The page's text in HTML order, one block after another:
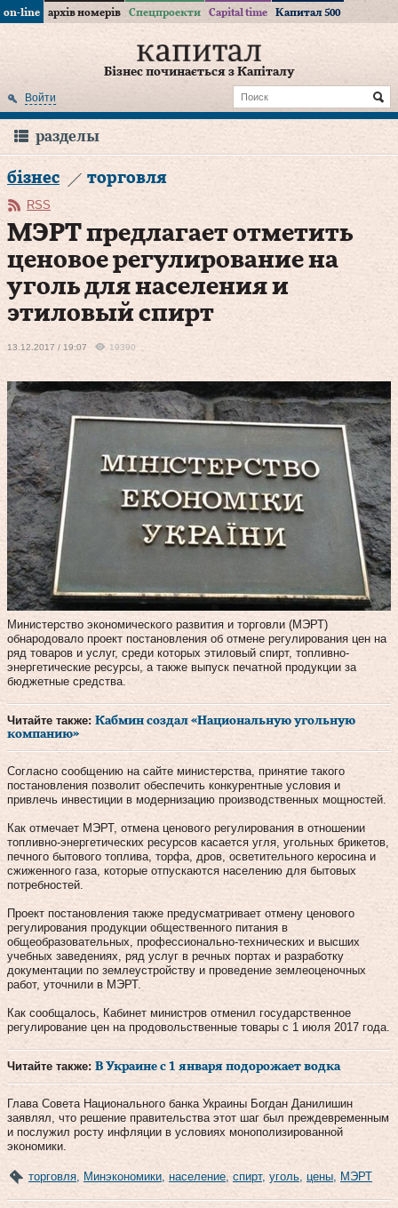
on-line архів номерів Спецпроекти Capital time Капитал 500
Бізнес починається з Капіталу
Войти
разделы
бізнес торговля
RSS
МЭРТ предлагает отметить
ценовое регулирование на
уголь для населения и
этиловый спирт
13.12.2017 / 19:07 19390
Министерство экономического развития и торговли (МЭРТ)
обнародовало проект постановления об отмене регулирования цен на
ряд товаров и услуг, среди которых этиловый спирт, топливно-
энергетические ресурсы, а также выпуск печатной продукции за
бюджетные средства.
Читайте также: Кабмин создал «Национальную угольную
компанию»
Согласно сообщению на сайте министерства, принятие такого
постановления позволит обеспечить конкурентные условия и
привлечь инвестиции в модернизацию производственных мощностей.
Как отмечает МЭРТ, отмена ценового регулирования в отношении
топливно-энергетических ресурсов касается угля, угольных брикетов,
печного бытового топлива, торфа, дров, осветительного керосина и
сжиженного газа, которые отпускаются населению для бытовых
потребностей.
Проект постановления также предусматривает отмену ценового
регулирования продукции общественного питания в
общеобразовательных, профессионально-технических и высших
учебных заведениях, ряд услуг в речных портах и разработку
документации по землеустройству и проведение землеоценочных
работ, уточнили в МЭРТ.
Как сообщалось, Кабинет министров отменил государственное
регулирование цен на продовольственные товары с 1 июля 2017 года.
Читайте также: В Украине с 1 января подорожает водка
Глава Совета Национального банка Украины Богдан Данилишин
заявлял, что решение правительства этот шаг был преждевременным
и послужил росту инфляции в условиях монополизированной
экономики.
торговля Минэкономики население спирт, уголь цены МЭРТ